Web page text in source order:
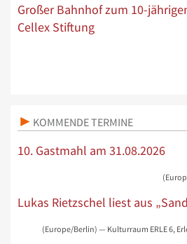
Großer Bahnhof zum 10-
Cellex Stiftung
KOMMENDE TERMINE
10. Gastmahl am 31.08.2026
Lukas Rietzschel liest aus
(Europe/Berlin) — Kulturraum ERLE 6,